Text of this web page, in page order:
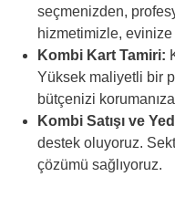
seçmenizden,
hizmetimizle,
Kombi Kart Tamiri:
Yüksek maliyetli bir
bütçenizi
Kombi Satışı ve
destek oluyoruz.
çözümü sağlıyoruz.